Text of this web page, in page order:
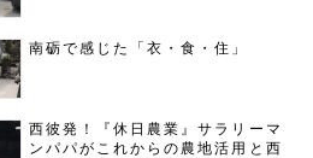
南砺で感じた「衣・食・住」
西彼発！『休日農業』サラリーマ
ンパパがこれからの農地活用と西